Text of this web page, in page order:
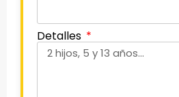
Detalles